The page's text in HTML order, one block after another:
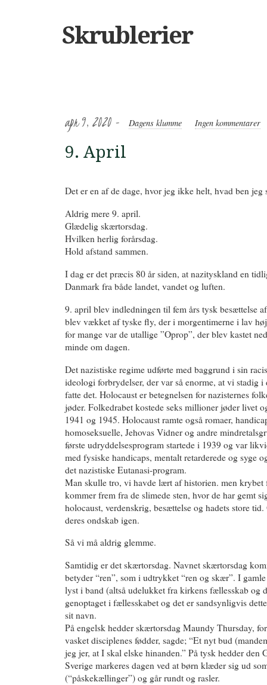
Skrublerier
apr 9, 2020 - Dagens klumme Ingen kommentarer
9. April
Det er en af de dage, hvor jeg ikke helt, hvad ben jeg
Aldrig mere 9. april.
Glædelig skærtorsdag.
Hvilken herlig forårsdag.
Hold afstand sammen.
I dag er det præcis 80 år siden, at nazityskland en
Danmark fra både landet, vandet og luften.
9. april blev indledningen til fem års tysk besættelse
blev vækket af tyske fly, der i morgentimerne i lav
for mange var de utallige ”Oprop”, der blev kastet
minde om dagen.
Det nazistiske regime udførte med baggrund i sin
ideologi forbrydelser, der var så enorme, at vi stadig
fatte det. Holocaust er betegnelsen for nazisternes
jøder. Folkedrabet kostede seks millioner jøder livet
1941 og 1945. Holocaust ramte også romaer,
homoseksuelle, Jehovas Vidner og andre
første udryddelsesprogram startede i 1939 og var
med fysiske handicaps, mentalt retarderede og syge
det nazistiske Eutanasi-program.
Man skulle tro, vi havde lært af historien. men krybet
kommer frem fra de slimede sten, hvor de har gemt
holocaust, verdenskrig, besættelse og hadets store tid.
deres ondskab igen.
Så vi må aldrig glemme.
Samtidig er det skærtorsdag. Navnet skærtorsdag
betyder “ren”, som i udtrykket “ren og skær”. I
lyst i band (altså udelukket fra kirkens fællesskab og
genoptaget i fællesskabet og det er sandsynligvis
sit navn.
På engelsk hedder skærtorsdag Maundy Thursday,
vasket disciplenes fødder, sagde; “Et nyt bud
jeg jer, at I skal elske hinanden.” På tysk hedder den
Sverige markeres dagen ved at børn klæder sig ud
(“påskekællinger”) og går rundt og rasler.